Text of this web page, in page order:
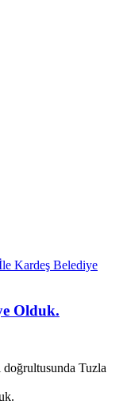
Kardeş Belediye
Olduk.
doğrultusunda Tuzla